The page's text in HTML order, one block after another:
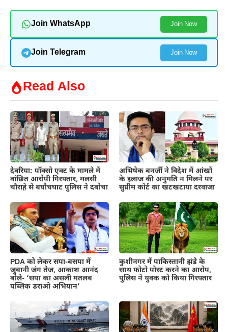
Join WhatsApp Join Now
Join Telegram Join Now
Read Also
देवरिया: पॉक्सो एक्ट के मामले में
वांछित आरोपी गिरफ्तार, मलसी
चौराहे से बघौचघाट पुलिस ने दबोचा
अभिषेक बनर्जी ने विदेश में आंखों
के इलाज की अनुमति न मिलने पर
सुप्रीम कोर्ट का खटखटाया दरवाजा
PDA को लेकर सपा-बसपा में
जुबानी जंग तेज, आकाश आनंद
बोले- ‘सपा का असली मतलब
पब्लिक डराओ अभियान’
कुशीनगर में पाकिस्तानी झंडे के
साथ फोटो पोस्ट करने का आरोप,
पुलिस ने युवक को किया गिरफ्तार